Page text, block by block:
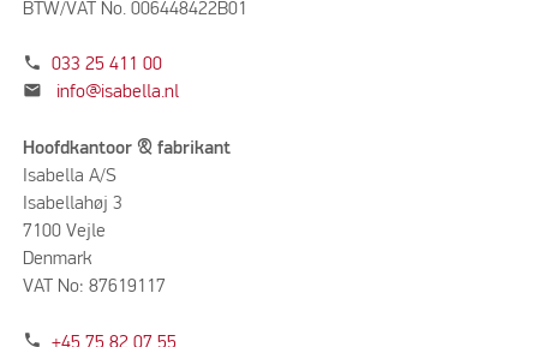
BTW/VAT No. 006448422B01
phone 033 25 411 00
mail info@isabella.nl
Hoofdkantoor & fabrikant
Isabella A/S
Isabellahøj 3
7100 Vejle
Denmark
VAT No: 87619117
phone +45 75 82 07 55